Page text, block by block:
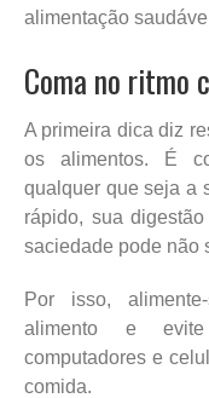
alimentação
Coma no ritmo
A primeira dica diz
os alimentos. É
qualquer que seja a
rápido, sua
saciedade pode não
Por isso,
alimento e evite
computadores e
comida.